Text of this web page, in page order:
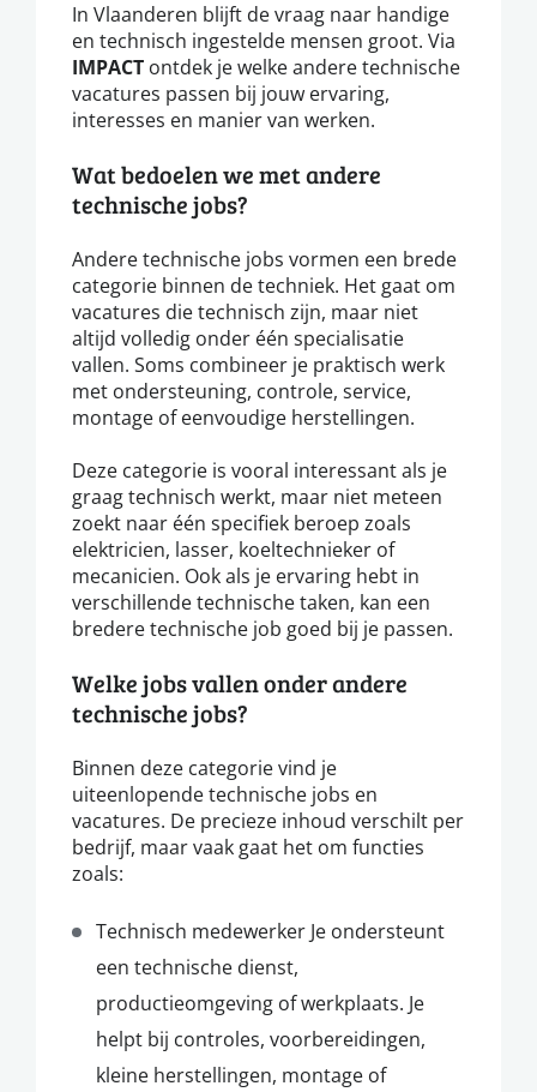
In Vlaanderen blijft de vraag naar handige
en technisch ingestelde mensen groot. Via
IMPACT ontdek je welke andere technische
vacatures passen bij jouw ervaring,
interesses en manier van werken.
Wat bedoelen we met andere
technische jobs?
Andere technische jobs vormen een brede
categorie binnen de techniek. Het gaat om
vacatures die technisch zijn, maar niet
altijd volledig onder één specialisatie
vallen. Soms combineer je praktisch werk
met ondersteuning, controle, service,
montage of eenvoudige herstellingen.
Deze categorie is vooral interessant als je
graag technisch werkt, maar niet meteen
zoekt naar één specifiek beroep zoals
elektricien, lasser, koeltechnieker of
mecanicien. Ook als je ervaring hebt in
verschillende technische taken, kan een
bredere technische job goed bij je passen.
Welke jobs vallen onder andere
technische jobs?
Binnen deze categorie vind je
uiteenlopende technische jobs en
vacatures. De precieze inhoud verschilt per
bedrijf, maar vaak gaat het om functies
zoals:
Technisch medewerker Je ondersteunt
een technische dienst,
productieomgeving of werkplaats. Je
helpt bij controles, voorbereidingen,
kleine herstellingen, montage of